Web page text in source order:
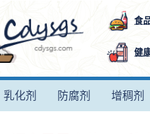
食
健
乳化剂 防腐剂 增稠剂